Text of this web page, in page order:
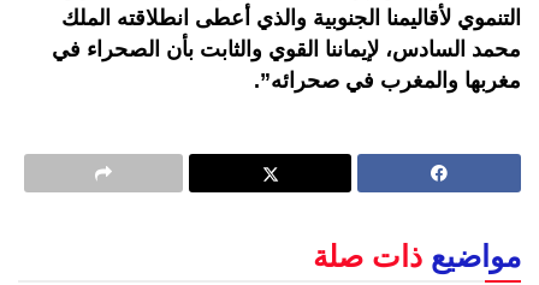
التنموي لأقاليمنا الجنوبية والذي أعطى انطلاقته الملك
محمد السادس، لإيماننا القوي والثابت بأن الصحراء في
مغربها والمغرب في صحرائه”.
مواضيع ذات صلة